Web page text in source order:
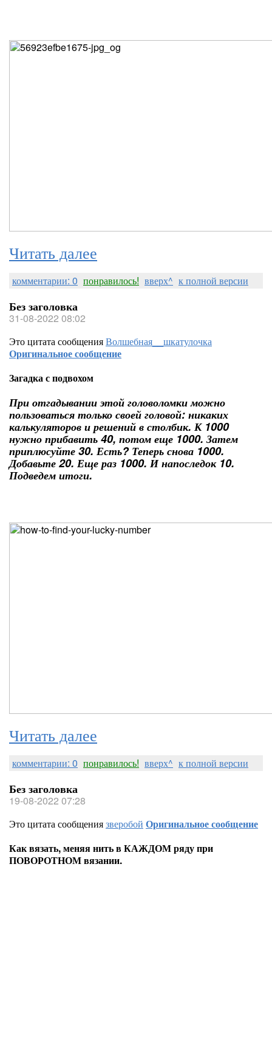
Читать далее
комментарии: 0 понравилось! вверх^ к полной версии
Без заголовка
31-08-2022 08:02
Это цитата сообщенияВолшебная__шкатулочка
Оригинальное сообщение
Загадка с подвохом
При отгадывании этой головоломки можно
пользоваться только своей головой: никаких
калькуляторов и решений в столбик. К 1000
нужно прибавить 40, потом еще 1000. Затем
приплюсуйте 30. Есть? Теперь снова 1000.
Добавьте 20. Еще раз 1000. И напоследок 10.
Подведем итоги.
Читать далее
комментарии: 0 понравилось! вверх^ к полной версии
Без заголовка
19-08-2022 07:28
Это цитата сообщениязверобой Оригинальное сообщение
Как вязать, меняя нить в КАЖДОМ ряду при
ПОВОРОТНОМ вязании.